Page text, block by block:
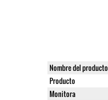
Nombre del producto
Producto
Monitora